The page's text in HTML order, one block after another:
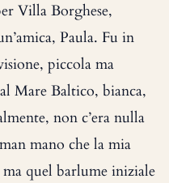
Villa Borghese,
Paula. Fu in
piccola ma
Mare Baltico, bianca,
non c’era nulla
mano che la mia
quel barlume iniziale